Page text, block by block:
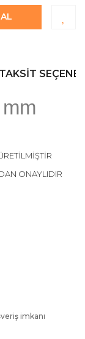
TAKSIT
ONAYLIDIR
imkanı